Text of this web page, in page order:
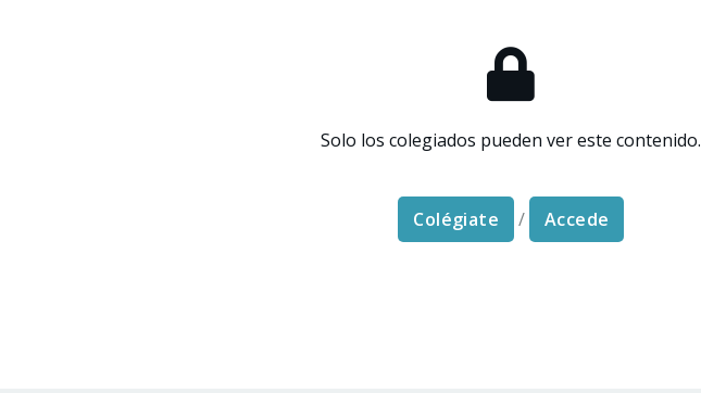
Solo los colegiados pueden ver este contenido.
Colégiate / Accede